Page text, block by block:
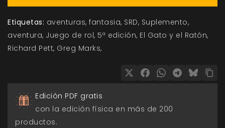
Etiquetas: aventuras fantasia SRD Suplemento
aventura Juego de rol 5ª edición El Gato y el Ratón
Richard Pett Greg Marks
Edición PDF gratis
con la edición física en más de 200
productos.